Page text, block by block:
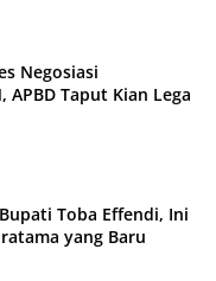
Negosiasi
APBD Taput Kian Lega
Toba Effendi, Ini
yang Baru